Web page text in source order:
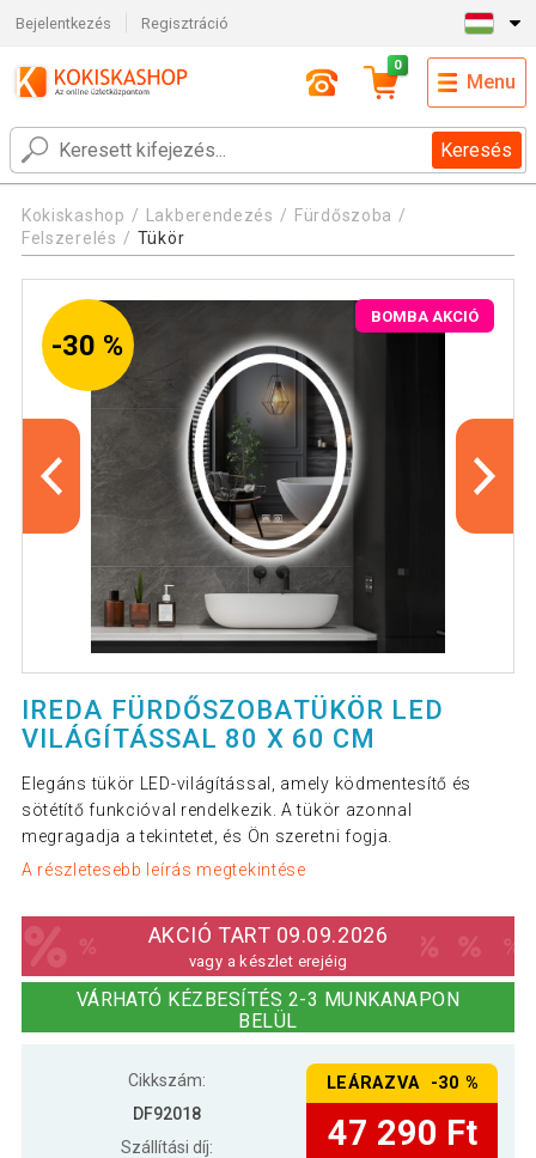
Bejelentkezés Regisztráció
Keresés
0
Menu
Kokiskashop Lakberendezés
Fürdőszoba
Felszerelés
Tükör
-30 %
BOMBA AKCIÓ
IREDA FÜRDŐSZOBATÜKÖR LED
VILÁGÍTÁSSAL 80 X 60 CM
Elegáns tükör LED-világítással, amely ködmentesítő és
sötétítő funkcióval rendelkezik. A tükör azonnal
megragadja a tekintetet, és Ön szeretni fogja.
A részletesebb leírás megtekintése
AKCIÓ TART 09.09.2026
vagy a készlet erejéig
VÁRHATÓ KÉZBESÍTÉS 2-3 MUNKANAPON
BELÜL
Cikkszám:
DF92018
Szállítási díj:
LEÁRAZVA -30 %
47 290 Ft